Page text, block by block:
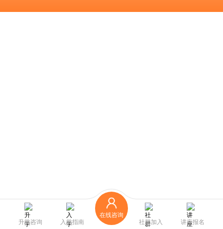
升学咨询 入学指南
在线咨询
社群加入
讲座报名